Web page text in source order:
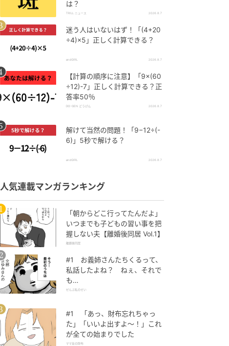
は？
TRILL ニュース 2026.8.7
迷う人はいないはず！「(4+20
÷4)×5」正しく計算できる？
andGIRL 2026.8.7
【計算の順序に注意】「9×(60
÷12)-7」正しく計算できる？正
答率50％
DO-GEN どうげん 2026.8.7
解けて当然の問題！「9−12÷(-
6)」5秒で解ける？
andGIRL 2026.8.7
人気連載マンガランキング
「朝からどこ行ってたんだよ」
いつまでも子どもの習い事を把
握しない夫【離婚後同居 Vol.1】
離婚後同居
#1 お義姉さんたちくるって、
私話したよね？ ねぇ、それで
も…
ぜんぶ私のせい
#1 「あっ、財布忘れちゃっ
た」「いいよ出すよ〜！」これ
が全ての始まりでした
ママ友の財布